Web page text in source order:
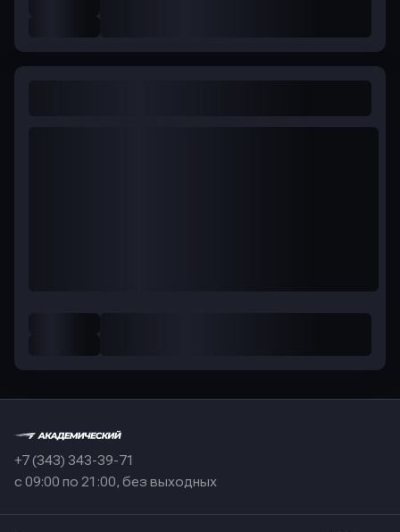
+7 (343) 343-39-71
с 09:00 по 21:00, без выходных